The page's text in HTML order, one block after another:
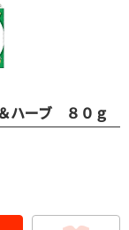
ハーブ ８０ｇ